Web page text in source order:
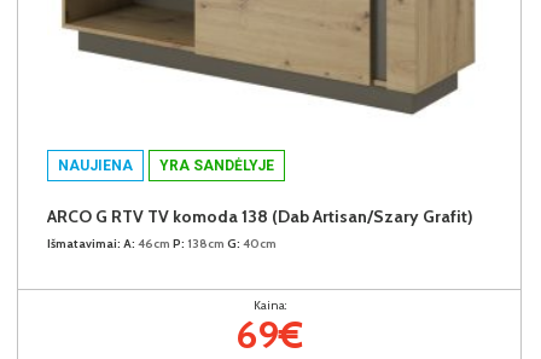
NAUJIENA YRA SANDĖLYJE
ARCO G RTV TV komoda 138 (Dab Artisan/Szary Grafit)
Išmatavimai: A: 46cm P: 138cm G: 40cm
Kaina:
69€